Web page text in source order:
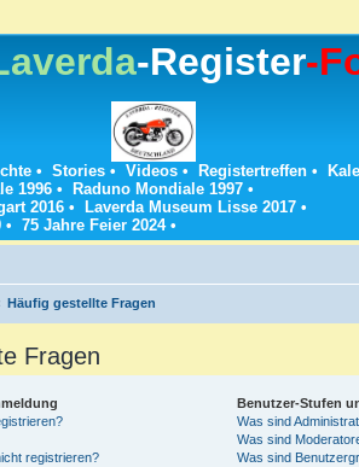
-Register-
• Stories • Videos • Registertreffen •
1996 • Raduno Mondiale 1997 •
2016 • Laverda Museum Lisse 2017 •
• 75 Jahre Feier 2024•
Häufig gestellte Fragen
Fragen
registrieren?
Benutzer-Stufen
Was sind
Was sind
Was sind